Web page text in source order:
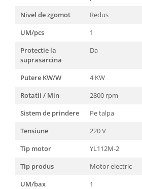
Nivel de zgomot
Redus
UM/pcs
1
Protectie la
suprasarcina
Da
Putere KW/W
4 KW
Rotatii / Min
2800 rpm
Sistem de prindere
Pe talpa
Tensiune
220 V
Tip motor
YL112M-2
Tip produs
Motor electric
UM/bax
1